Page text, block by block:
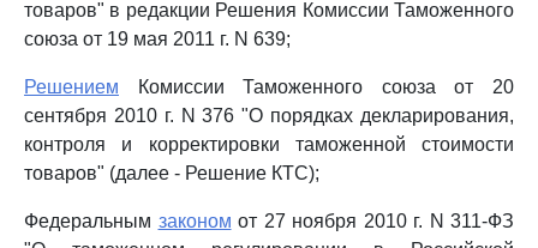
товаров" в редакции Решения Комиссии Таможенного
союза от 19 мая 2011 г. N 639;
Решением Комиссии Таможенного союза от 20
сентября 2010 г. N 376 "О порядках декларирования,
контроля и корректировки таможенной стоимости
товаров" (далее - Решение КТС);
Федеральным законом от 27 ноября 2010 г. N 311-ФЗ